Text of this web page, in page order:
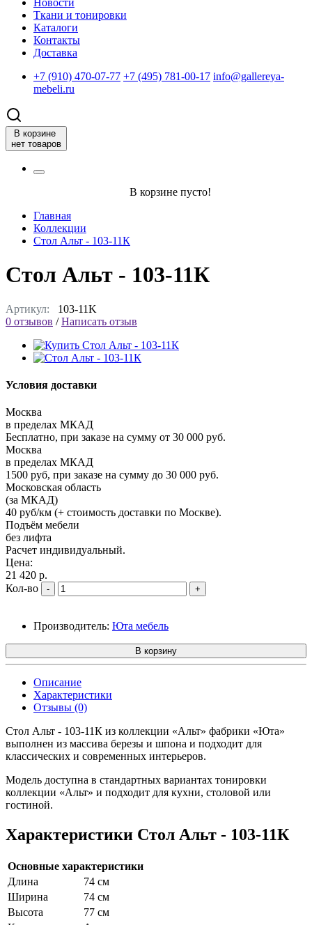
Новости
Ткани и тонировки
Каталоги
Контакты
Доставка
+7 (910) 470-07-77 +7 (495) 781-00-17 info@gallereya-
mebeli.ru
В корзине
нет товаров
В корзине пусто!
Главная
Коллекции
Стол Альт - 103-11К
Стол Альт - 103-11К
Артикул: 103-11K
0 отзывов /Написать отзыв
Условия доставки
Москва
в пределах МКАД
Бесплатно, при заказе на сумму от 30 000 руб.
Москва
в пределах МКАД
1500 руб, при заказе на сумму до 30 000 руб.
Московская область
(за МКАД)
40 руб/км (+ стоимость доставки по Москве).
Подъём мебели
без лифта
Расчет индивидуальный.
Цена:
21 420 р.
Кол-во
- +
Производитель: Юта мебель
В корзину
Описание
Характеристики
Отзывы (0)
Стол Альт - 103-11К из коллекции «Альт» фабрики «Юта»
выполнен из массива березы и шпона и подходит для
классических и современных интерьеров.
Модель доступна в стандартных вариантах тонировки
коллекции «Альт» и подходит для кухни, столовой или
гостиной.
Характеристики Стол Альт - 103-11К
Основные характеристики
Длина
74 см
Ширина
74 см
Высота
77 см